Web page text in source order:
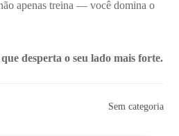
apenas treina — você domina o
desperta o seu lado mais forte.
Sem categoria